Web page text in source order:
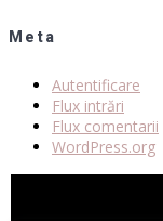
Meta
Autentificare
Flux intrări
Flux comentarii
WordPress.org